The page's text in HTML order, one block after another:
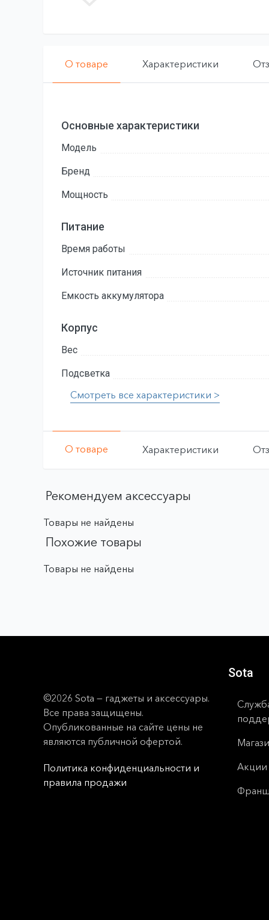
О товаре Характеристики
Основные характеристики
Модель
Бренд
Мощность
Питание
Время работы
Источник питания
Емкость аккумулятора
Корпус
Вес
Подсветка
Смотреть все характеристики >
О товаре Характеристики
Рекомендуем аксессуары
Товары не найдены
Похожие товары
Товары не найдены
©2026 Sota — гаджеты и аксессуары.
Все права защищены.
Опубликованные на сайте цены не
являются публичной офертой.
Политика конфиденциальности и
правила продажи
Sota
Акции